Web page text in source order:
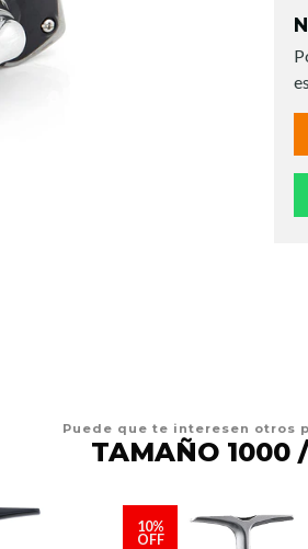
Puede que te interesen otros
TAMAÑO 1000
10%
OFF